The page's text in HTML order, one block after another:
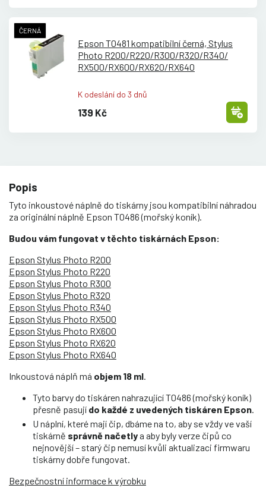
ČERNÁ
Epson T0481 kompatibilní černá, Stylus
Photo R200/R220/R300/R320/R340/
RX500/RX600/RX620/RX640
K odeslání do 3 dnů
139 Kč
Popis
Tyto inkoustové náplně do tiskárny jsou kompatibilní náhradou
za originální náplně Epson T0486 (mořský koník).
Budou vám fungovat v těchto tiskárnách Epson:
Epson Stylus Photo R200
Epson Stylus Photo R220
Epson Stylus Photo R300
Epson Stylus Photo R320
Epson Stylus Photo R340
Epson Stylus Photo RX500
Epson Stylus Photo RX600
Epson Stylus Photo RX620
Epson Stylus Photo RX640
Inkoustová náplň má objem 18 ml.
Tyto barvy do tiskáren nahrazující T0486 (mořský koník)
přesně pasují do každé z uvedených tiskáren Epson.
U náplní, které mají čip, dbáme na to, aby se vždy ve vaší
tiskárně správně načetlya aby byly verze čipů co
nejnovější – starý čip nemusí kvůli aktualizaci firmwaru
tiskárny dobře fungovat.
Bezpečnostní informace k výrobku